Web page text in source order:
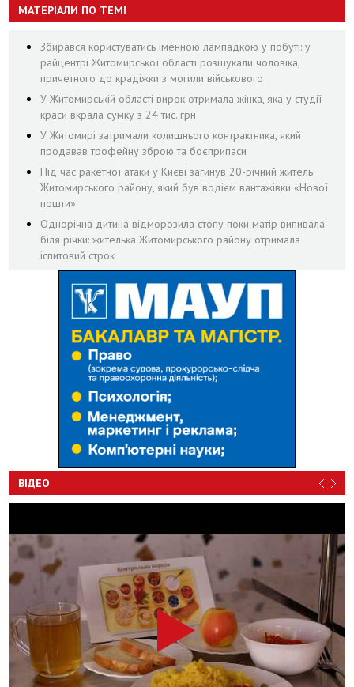
МАТЕРІАЛИ ПО ТЕМІ
Збирався користуватись іменною лампадкою у побуті: у
райцентрі Житомирської області розшукали чоловіка,
причетного до крадіжки з могили військового
У Житомирській області вирок отримала жінка, яка у студії
краси вкрала сумку з 24 тис. грн
У Житомирі затримали колишнього контрактника, який
продавав трофейну зброю та боєприпаси
Під час ракетної атаки у Києві загинув 20-річний житель
Житомирського району, який був водієм вантажівки «Нової
пошти»
Однорічна дитина відморозила стопу поки матір випивала
біля річки: жителька Житомирського району отримала
іспитовий строк
ВІДЕО